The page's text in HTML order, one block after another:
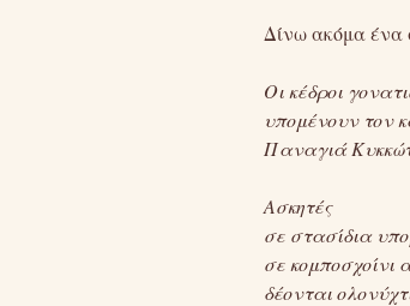
Δίνω ακόμα ένα
Οι κέδροι
υπομένουν τον
Παναγιά
Ασκητές
σε στασίδια
σε κομποσχοίνι
δέονται